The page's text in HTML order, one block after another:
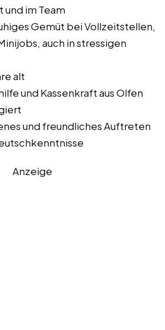
und im Team
Gemüt bei Vollzeitstellen,
auch in stressigen
alt
und Kassenkraft aus Olfen
und freundliches Auftreten
Anzeige